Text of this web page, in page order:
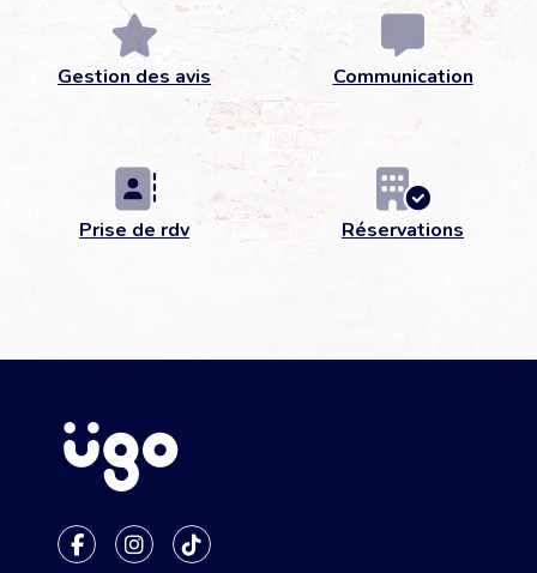
Gestion des avis Communication
Prise de rdv Réservations